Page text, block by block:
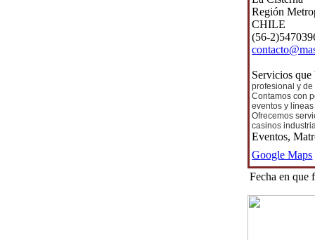
Región
CHILE
(56-
Servicios que
profesional y
Contamos con
eventos y
Ofrecemos
casinos
Eventos,
Google Maps
Fecha en que